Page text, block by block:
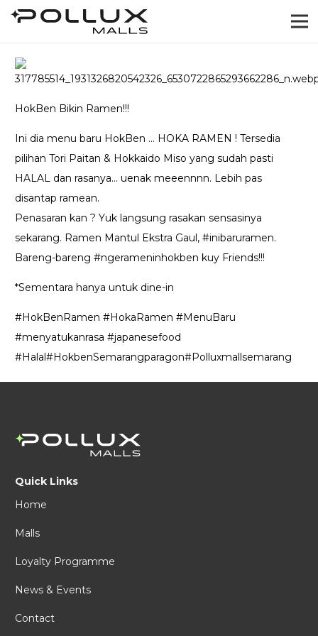
HokBen Bikin Ramen!!!
Ini dia menu baru HokBen … HOKA RAMEN ! Tersedia
pilihan Tori Paitan & Hokkaido Miso yang sudah pasti
HALAL dan rasanya… uenak meeennnn. Lebih pas
disantap ramean.
Penasaran kan ? Yuk langsung rasakan sensasinya
sekarang. Ramen Mantul Ekstra Gaul, #inibaruramen.
Bareng-bareng #ngerameninhokben kuy Friends!!!
*Sementara hanya untuk dine-in
#HokBenRamen #HokaRamen #MenuBaru
#menyatukanrasa #japanesefood
#Halal#HokbenSemarangparagon#Polluxmallsemarang
Quick Links
Home
Malls
Loyalty Programme
News & Events
Contact